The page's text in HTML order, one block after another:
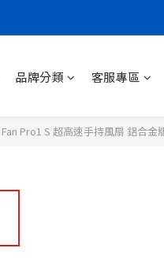
品牌分類 客服專區
Pro1 S 超高速手持風扇 鋁合